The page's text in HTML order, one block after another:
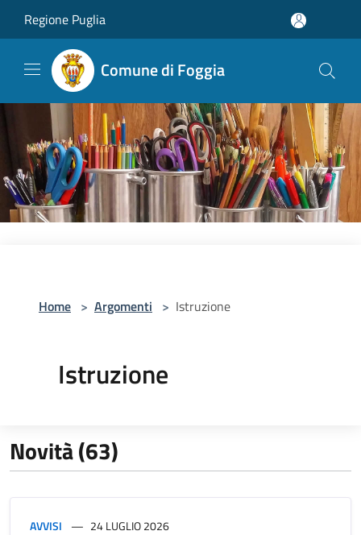
Regione Puglia
Comune di Foggia
Home > Argomenti > Istruzione
Istruzione
Novità (63)
AVVISI 24 LUGLIO 2026